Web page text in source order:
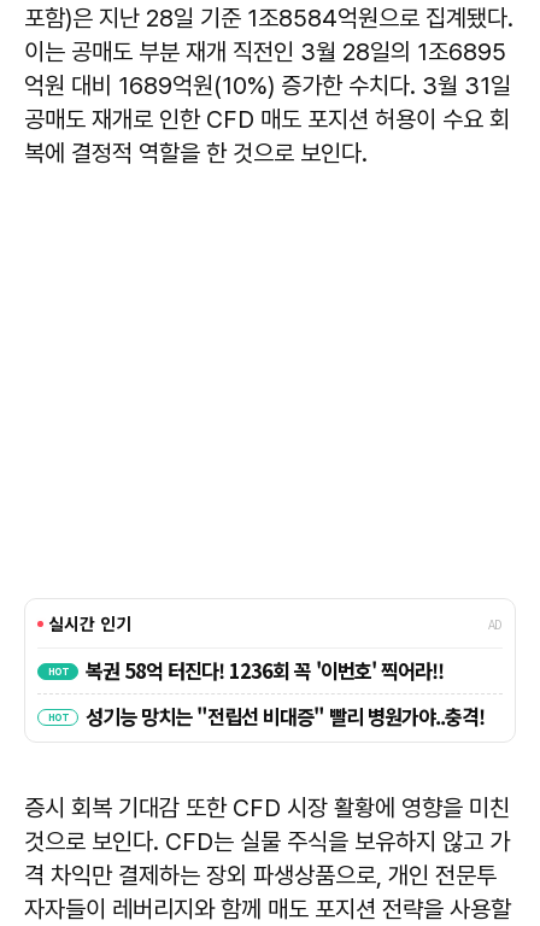
포함)은 지난 28일 기준 1조8584억원으로 집계됐다.
이는 공매도 부분 재개 직전인 3월 28일의 1조6895
억원 대비 1689억원(10%) 증가한 수치다. 3월 31일
공매도 재개로 인한 CFD 매도 포지션 허용이 수요 회
복에 결정적 역할을 한 것으로 보인다.
증시 회복 기대감 또한 CFD 시장 활황에 영향을 미친
것으로 보인다. CFD는 실물 주식을 보유하지 않고 가
격 차익만 결제하는 장외 파생상품으로, 개인 전문투
자자들이 레버리지와 함께 매도 포지션 전략을 사용할